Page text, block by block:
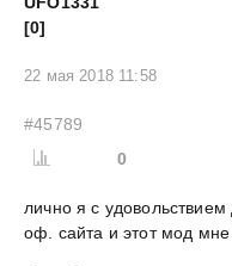
[0]
22 мая 2018 11:58
#45789
0
лично я с
оф. сайта и этот мод